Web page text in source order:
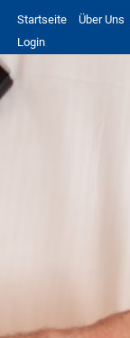
Startseite Über Uns
Login